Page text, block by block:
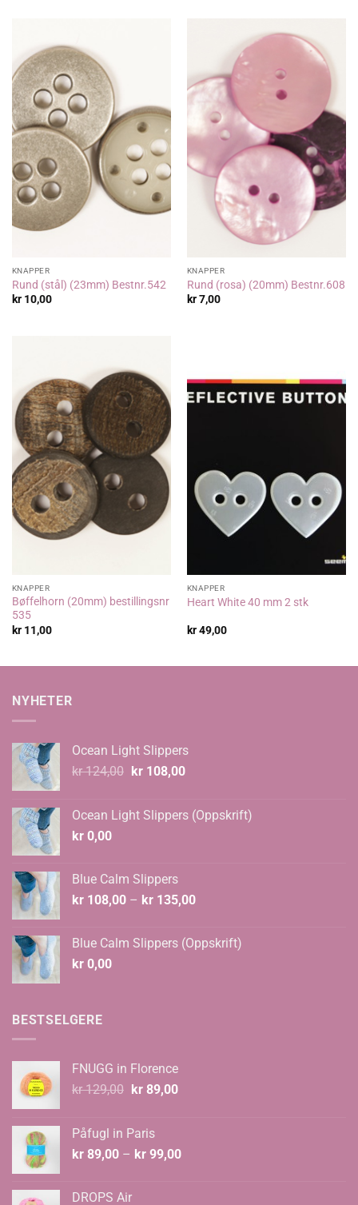
KNAPPER
Rund (stål) (23mm) Bestnr.542
kr10,00
KNAPPER
Rund (rosa) (20mm) Bestnr.608
kr7,00
KNAPPER
Bøffelhorn (20mm) bestillingsnr
535
kr11,00
KNAPPER
Heart White 40 mm 2 stk
kr49,00
NYHETER
Ocean Light Slippers
kr124,00 Opprinnelig
kr 124,00.
kr108,00Nåværende
kr 108,00.
Ocean Light Slippers (Oppskrift)
kr 0,00
Blue Calm Slippers
kr 108,00 – kr 135,00Prisområde:
kr 135,00
Blue Calm Slippers (Oppskrift)
kr 0,00
BESTSELGERE
FNUGG in Florence
kr129,00 Opprinnelig
kr 129,00.
kr89,00Nåværende
Påfugl in Paris
kr 89,00 – kr 99,00Prisområde:
DROPS Air